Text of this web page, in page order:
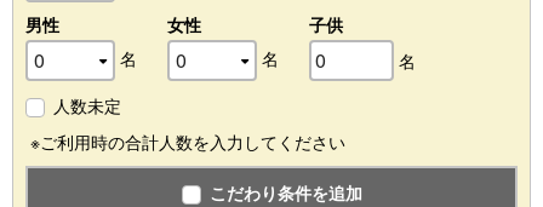
男性
名
女性
名
子供
名
人数未定
※ご利用時の合計人数を入力してください
こだわり条件を追加